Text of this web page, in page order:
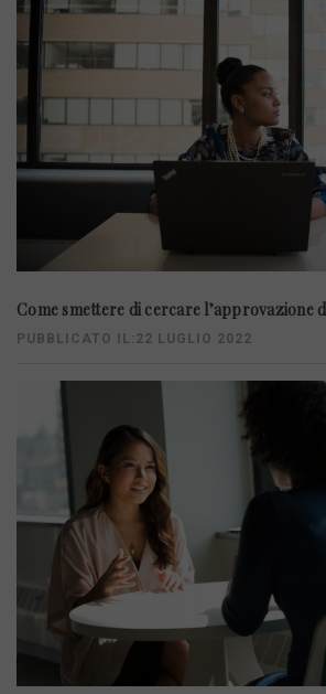
Come smettere di cercare l’approvazione
PUBBLICATO IL:22 LUGLIO 2022